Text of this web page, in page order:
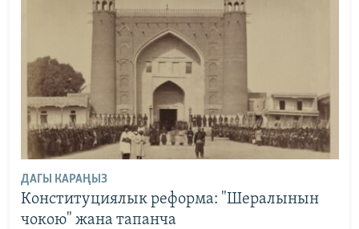
ДАГЫ КАРАҢЫЗ
Конституциялык реформа: "Шералынын
чокою" жана тапанча